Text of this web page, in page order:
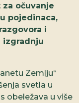
očuvanje
pojedinaca,
i
izgradnju
Zemlju“
svetla u
obeležava u više